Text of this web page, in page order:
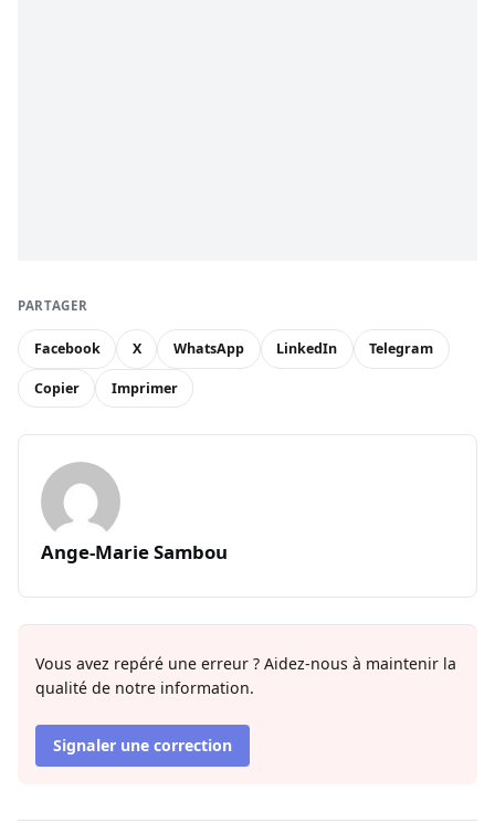
PARTAGER
Facebook X WhatsApp LinkedIn Telegram
Copier Imprimer
Ange-Marie Sambou
Vous avez repéré une erreur ? Aidez-nous à maintenir la
qualité de notre information.
Signaler une correction